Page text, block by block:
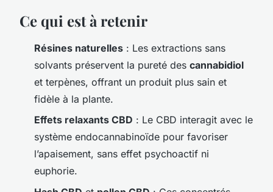
Ce qui est à retenir
Résines naturelles : Les extractions sans
solvants préservent la pureté des cannabidiol
et terpènes, offrant un produit plus sain et
fidèle à la plante.
Effets relaxants CBD : Le CBD interagit avec le
système endocannabinoïde pour favoriser
l’apaisement, sans effet psychoactif ni
euphorie.